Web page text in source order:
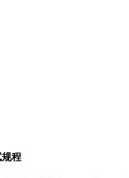
程